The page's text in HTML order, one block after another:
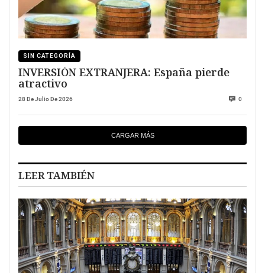
SIN CATEGORÍA
INVERSIÓN EXTRANJERA: España pierde
atractivo
28 De Julio De 2026 0
CARGAR MÁS
LEER TAMBIÉN